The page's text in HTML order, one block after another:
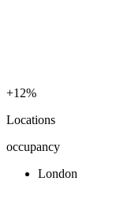
+12%
Locations
occupancy
London